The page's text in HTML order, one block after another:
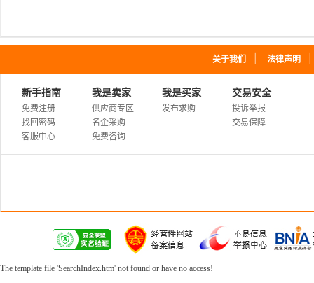
关于我们 法律声明
新手指南
免费注册
找回密码
客服中心
我是卖家
供应商专区
名企采购
免费咨询
我是买家
发布求购
交易安全
投诉举报
交易保障
The template file 'SearchIndex.htm' not found or have no access!